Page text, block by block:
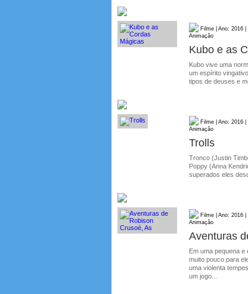
Filme | Ano: 2016 |
Animação
Kubo e as
Kubo vive uma
um espírito
tipos de deuses e
Filme | Ano: 2016 |
Animação
Trolls
Tronco (Justin
Poppy (Anna
superados eles
Filme | Ano: 2016
Animação
Aventuras
Em uma pequena
muito pouco para
uma violenta
um jogo...